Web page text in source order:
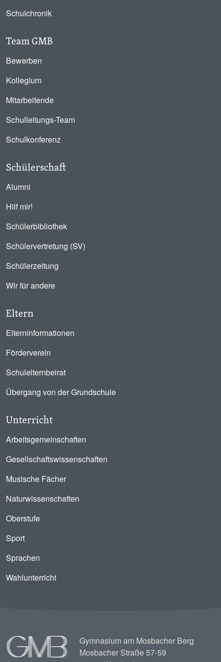
Schulchronik
Team GMB
Bewerben
Kollegium
Mitarbeitende
Schulleitungs-Team
Schulkonferenz
Schülerschaft
Alumni
Hilf mir!
Schülerbibliothek
Schülervertretung (SV)
Schülerzeitung
Wir für andere
Eltern
Elterninformationen
Förderverein
Schulelternbeirat
Übergang von der Grundschule
Unterricht
Arbeitsgemeinschaften
Gesellschaftswissenschaften
Musische Fächer
Naturwissenschaften
Oberstufe
Sport
Sprachen
Wahlunterricht
Image
Gymnasium am Mosbacher Berg
Mosbacher Straße 57-59